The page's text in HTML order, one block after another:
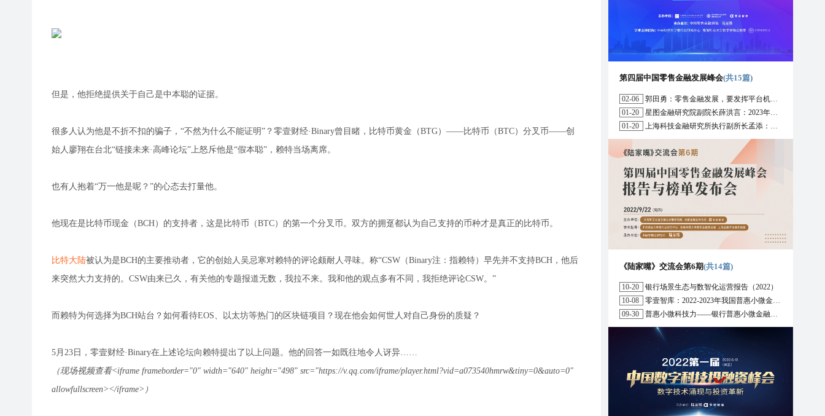
但是，他拒绝提供关于自己是中本聪的证据。
很多人认为他是不折不扣的骗子，“不然为什么不能证明”？零壹财经·Binary曾目睹，比特币黄金（BTG）——比特币（BTC）分叉币——创
始人廖翔在台北“链接未来·高峰论坛”上怒斥他是“假本聪”，赖特当场离席。
也有人抱着“万一他是呢？”的心态去打量他。
他现在是比特币现金（BCH）的支持者，这是比特币（BTC）的第一个分叉币。双方的拥趸都认为自己支持的币种才是真正的比特币。
比特大陆被认为是BCH的主要推动者，它的创始人吴忌寒对赖特的评论颇耐人寻味。称“CSW（Binary注：指赖特）早先并不支持BCH，他后
来突然大力支持的。CSW由来已久，有关他的专题报道无数，我拉不来。我和他的观点多有不同，我拒绝评论CSW。”
而赖特为何选择为BCH站台？如何看待EOS、以太坊等热门的区块链项目？现在他会如何世人对自己身份的质疑？
5月23日，零壹财经·Binary在上述论坛向赖特提出了以上问题。他的回答一如既往地令人讶异……
（现场视频查看<iframe frameborder="0" width="640" height="498" src="https://v.qq.com/iframe/player.html?vid=a073540hmrw&tiny=0&auto=0"
allowfullscreen></iframe>）
第四届中国零售金融发展峰会(共15篇)
02-06
郭田勇：零售金融发展，要发挥平台机构的作用
01-20
星图金融研究院副院长薛洪言：2023年消费信贷或迎来新起点
01-20
上海科技金融研究所执行副所长孟添：开放银行与嵌入式金融为数字普惠金融带来更大发展空间
《陆家嘴》交流会第6期(共14篇)
10-20
银行场景生态与数智化运营报告（2022）
10-08
零壹智库：2022-2023年我国普惠小微金融十大趋势展望
09-30
普惠小微科技力——银行普惠小微金融战略与科技解决方案研究报告（2022）